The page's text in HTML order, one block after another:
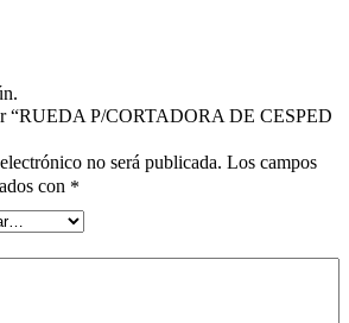
“RUEDA P/CORTADORA DE CESPED
no será publicada. Los campos
con *